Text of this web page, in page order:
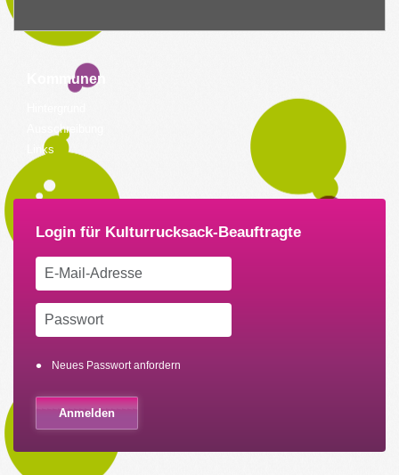
Kommunen
Ausschreibung
Links
Neues Passwort anfordern